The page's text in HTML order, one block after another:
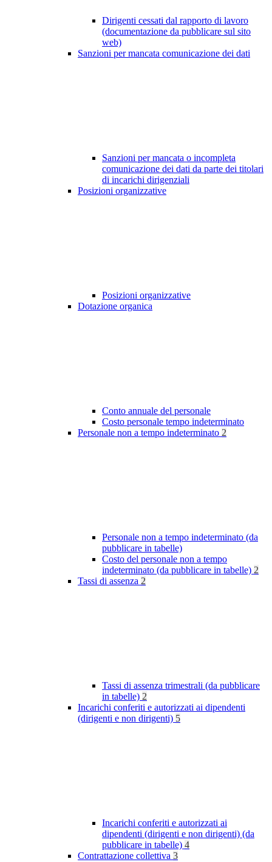
Dirigenti cessati dal rapporto di lavoro
(documentazione da pubblicare sul sito
web)
Sanzioni per mancata comunicazione dei dati
Sanzioni per mancata o incompleta
comunicazione dei dati da parte dei titolari
di incarichi dirigenziali
Posizioni organizzative
Posizioni organizzative
Dotazione organica
Conto annuale del personale
Costo personale tempo indeterminato
Personale non a tempo indeterminato 2
Personale non a tempo indeterminato (da
pubblicare in tabelle)
Costo del personale non a tempo
indeterminato (da pubblicare in tabelle) 2
Tassi di assenza 2
Tassi di assenza trimestrali (da pubblicare
in tabelle) 2
Incarichi conferiti e autorizzati ai dipendenti
(dirigenti e non dirigenti) 5
Incarichi conferiti e autorizzati ai
dipendenti (dirigenti e non dirigenti) (da
pubblicare in tabelle) 4
Contrattazione collettiva 3